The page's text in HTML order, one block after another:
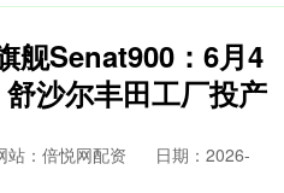
舰Senat900：6月4
沙尔丰田工厂投产
站：倍悦网配资
日期：2026-